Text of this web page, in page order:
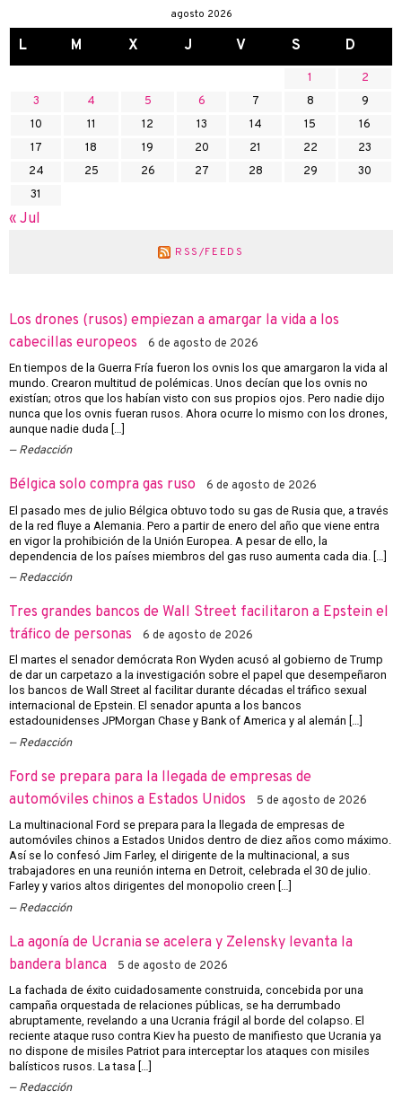
agosto 2026
L M X J V S D
1
2
3
4 5 6 7 8
9
10
11 12 13 14 15
16
17
18 19 20 21 22
23
24
25 26 27 28 29
30
31
« Jul
RSS/FEEDS
Los drones (rusos) empiezan a amargar la vida a los
cabecillas europeos
6 de agosto de 2026
En tiempos de la Guerra Fría fueron los ovnis los que amargaron la vida al
mundo. Crearon multitud de polémicas. Unos decían que los ovnis no
existían; otros que los habían visto con sus propios ojos. Pero nadie dijo
nunca que los ovnis fueran rusos. Ahora ocurre lo mismo con los drones,
aunque nadie duda […]
Redacción
Bélgica solo compra gas ruso 6 de agosto de 2026
El pasado mes de julio Bélgica obtuvo todo su gas de Rusia que, a través
de la red fluye a Alemania. Pero a partir de enero del año que viene entra
en vigor la prohibición de la Unión Europea. A pesar de ello, la
dependencia de los países miembros del gas ruso aumenta cada dia. […]
Redacción
Tres grandes bancos de Wall Street facilitaron a Epstein el
tráfico de personas
6 de agosto de 2026
El martes el senador demócrata Ron Wyden acusó al gobierno de Trump
de dar un carpetazo a la investigación sobre el papel que desempeñaron
los bancos de Wall Street al facilitar durante décadas el tráfico sexual
internacional de Epstein. El senador apunta a los bancos
estadounidenses JPMorgan Chase y Bank of America y al alemán […]
Redacción
Ford se prepara para la llegada de empresas de
automóviles chinos a Estados Unidos
5 de agosto de 2026
La multinacional Ford se prepara para la llegada de empresas de
automóviles chinos a Estados Unidos dentro de diez años como máximo.
Así se lo confesó Jim Farley, el dirigente de la multinacional, a sus
trabajadores en una reunión interna en Detroit, celebrada el 30 de julio.
Farley y varios altos dirigentes del monopolio creen […]
Redacción
La agonía de Ucrania se acelera y Zelensky levanta la
bandera blanca
5 de agosto de 2026
La fachada de éxito cuidadosamente construida, concebida por una
campaña orquestada de relaciones públicas, se ha derrumbado
abruptamente, revelando a una Ucrania frágil al borde del colapso. El
reciente ataque ruso contra Kiev ha puesto de manifiesto que Ucrania ya
no dispone de misiles Patriot para interceptar los ataques con misiles
balísticos rusos. La tasa […]
Redacción